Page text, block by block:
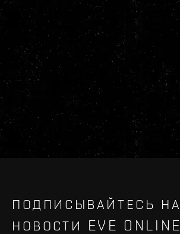
ПОДПИСЫВАЙТЕСЬ НА
НОВОСТИ EVE ONLINE